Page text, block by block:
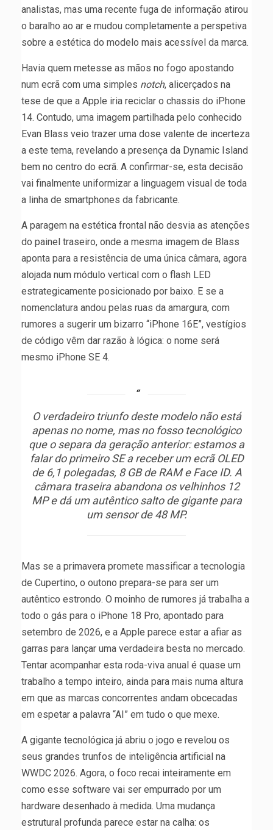
analistas, mas uma recente fuga de informação atirou
o baralho ao ar e mudou completamente a perspetiva
sobre a estética do modelo mais acessível da marca.
Havia quem metesse as mãos no fogo apostando
num ecrã com uma simples notch, alicerçados na
tese de que a Apple iria reciclar o chassis do iPhone
14. Contudo, uma imagem partilhada pelo conhecido
Evan Blass veio trazer uma dose valente de incerteza
a este tema, revelando a presença da Dynamic Island
bem no centro do ecrã. A confirmar-se, esta decisão
vai finalmente uniformizar a linguagem visual de toda
a linha de smartphones da fabricante.
A paragem na estética frontal não desvia as atenções
do painel traseiro, onde a mesma imagem de Blass
aponta para a resistência de uma única câmara, agora
alojada num módulo vertical com o flash LED
estrategicamente posicionado por baixo. E se a
nomenclatura andou pelas ruas da amargura, com
rumores a sugerir um bizarro “iPhone 16E”, vestígios
de código vêm dar razão à lógica: o nome será
mesmo iPhone SE 4.
O verdadeiro triunfo deste modelo não está
apenas no nome, mas no fosso tecnológico
que o separa da geração anterior: estamos a
falar do primeiro SE a receber um ecrã OLED
de 6,1 polegadas, 8 GB de RAM e Face ID. A
câmara traseira abandona os velhinhos 12
MP e dá um autêntico salto de gigante para
um sensor de 48 MP.
Mas se a primavera promete massificar a tecnologia
de Cupertino, o outono prepara-se para ser um
autêntico estrondo. O moinho de rumores já trabalha a
todo o gás para o iPhone 18 Pro, apontado para
setembro de 2026, e a Apple parece estar a afiar as
garras para lançar uma verdadeira besta no mercado.
Tentar acompanhar esta roda-viva anual é quase um
trabalho a tempo inteiro, ainda para mais numa altura
em que as marcas concorrentes andam obcecadas
em espetar a palavra “AI” em tudo o que mexe.
A gigante tecnológica já abriu o jogo e revelou os
seus grandes trunfos de inteligência artificial na
WWDC 2026. Agora, o foco recai inteiramente em
como esse software vai ser empurrado por um
hardware desenhado à medida. Uma mudança
estrutural profunda parece estar na calha: os